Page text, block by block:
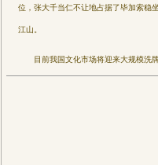
位，张大千当仁不让地占据了毕加索稳
江山。
目前我国文化市场将迎来大规模洗牌